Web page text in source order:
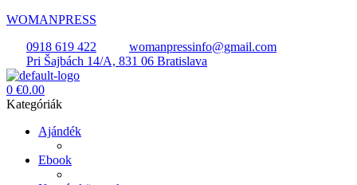
WOMANPRESS
0918 619 422
womanpressinfo@gmail.com
Pri Šajbách 14/A, 831 06 Bratislava
Menü
0 €0.00
Kategóriák
Ajándék
Ebook